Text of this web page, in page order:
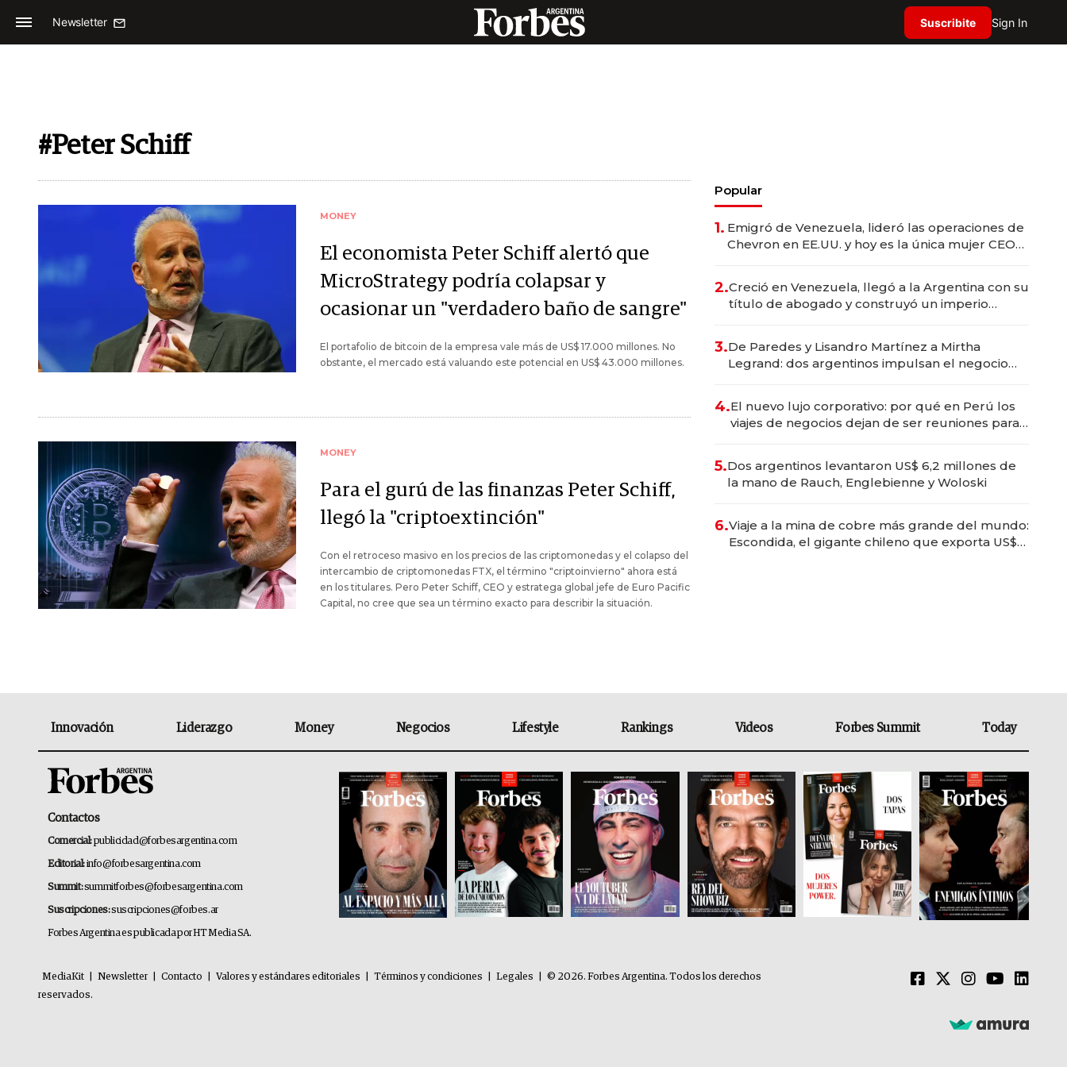
Newsletter Suscribite Sign In
#Peter Schiff
MONEY
El economista Peter Schiff alertó que
MicroStrategy podría colapsar y
ocasionar un "verdadero baño de sangre"
El portafolio de bitcoin de la empresa vale más de US$ 17.000 millones. No
obstante, el mercado está valuando este potencial en US$ 43.000 millones.
MONEY
Para el gurú de las finanzas Peter Schiff,
llegó la "criptoextinción"
Con el retroceso masivo en los precios de las criptomonedas y el colapso del
intercambio de criptomonedas FTX, el término "criptoinvierno" ahora está
en los titulares. Pero Peter Schiff, CEO y estratega global jefe de Euro Pacific
Capital, no cree que sea un término exacto para describir la situación.
Popular
1. Emigró de Venezuela, lideró las operaciones de
Chevron en EE.UU. y hoy es la única mujer CEO
2.Creció en Venezuela, llegó a la Argentina con su
título de abogado y construyó un imperio
3.De Paredes y Lisandro Martínez a Mirtha
Legrand: dos argentinos impulsan el negocio
4.El nuevo lujo corporativo: por qué en Perú los
viajes de negocios dejan de ser reuniones para
5.Dos argentinos levantaron US$ 6,2 millones de
la mano de Rauch, Englebienne y Woloski
6.Viaje a la mina de cobre más grande del mundo:
Escondida, el gigante chileno que exporta US$
Innovación Liderazgo Money Negocios Lifestyle Rankings Videos Forbes Summit Today
Contactos
Comercial:publicidad@forbesargentina.com
Editorial:info@forbesargentina.com
Summit:summitforbes@forbesargentina.com
Suscripciones:suscripciones@forbes.ar
Forbes Argentina es publicada por HT Media SA.
MediaKit Newsletter Contacto Valores y estándares editoriales Términos y condiciones Legales
© 2026. Forbes Argentina. Todos los derechos
reservados.